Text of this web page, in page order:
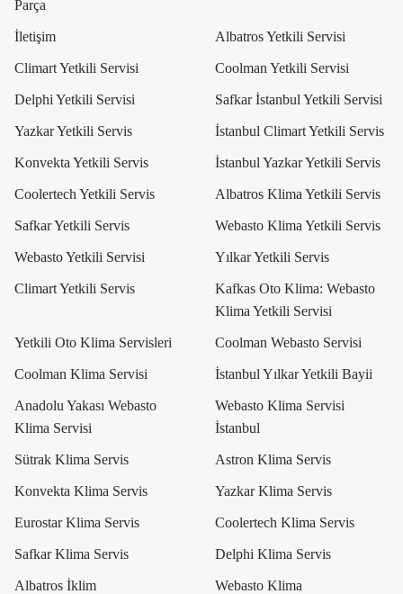
Parça
İletişim Albatros Yetkili Servisi
Climart Yetkili Servisi Coolman Yetkili Servisi
Delphi Yetkili Servisi Safkar İstanbul Yetkili Servisi
Yazkar Yetkili Servis İstanbul Climart Yetkili Servis
Konvekta Yetkili Servis İstanbul Yazkar Yetkili Servis
Coolertech Yetkili Servis Albatros Klima Yetkili Servis
Safkar Yetkili Servis Webasto Klima Yetkili Servis
Webasto Yetkili Servisi Yılkar Yetkili Servis
Climart Yetkili Servis
Kafkas Oto Klima: Webasto
Klima Yetkili Servisi
Yetkili Oto Klima Servisleri Coolman Webasto Servisi
Coolman Klima Servisi İstanbul Yılkar Yetkili Bayii
Anadolu Yakası Webasto
Klima Servisi
Webasto Klima Servisi
İstanbul
Sütrak Klima Servis Astron Klima Servis
Konvekta Klima Servis Yazkar Klima Servis
Eurostar Klima Servis Coolertech Klima Servis
Safkar Klima Servis Delphi Klima Servis
Albatros İklim Webasto Klima